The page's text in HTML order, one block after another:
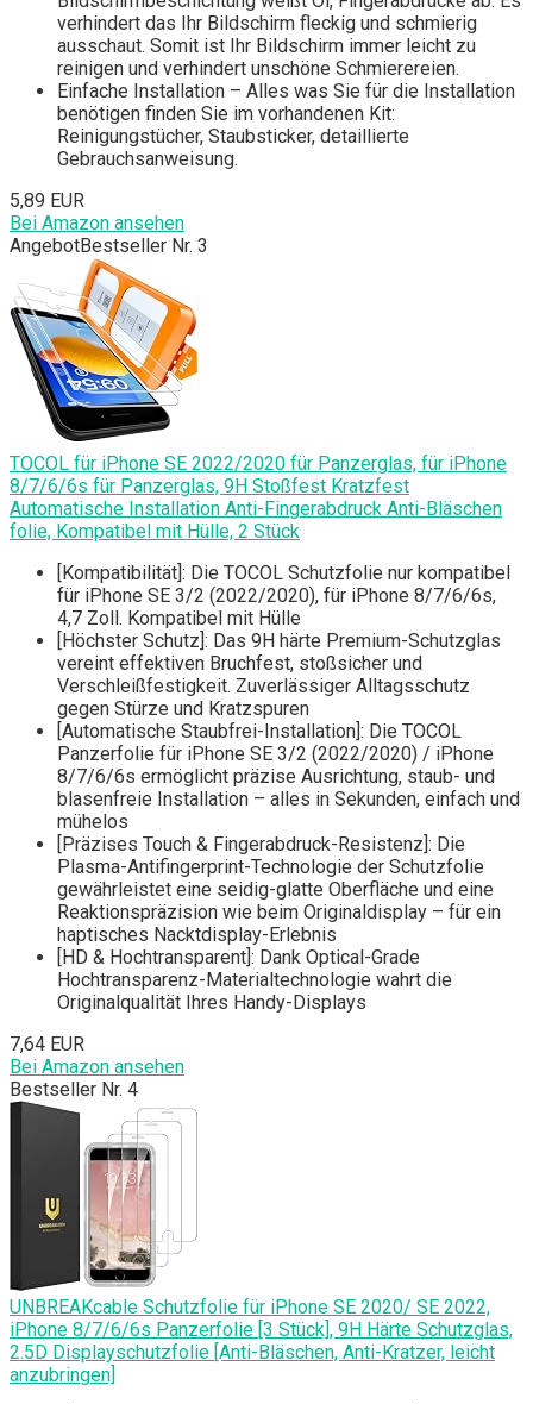
verhindert das Ihr Bildschirm fleckig und schmierig
ausschaut. Somit ist Ihr Bildschirm immer leicht zu
reinigen und verhindert unschöne Schmierereien.
Einfache Installation – Alles was Sie für die Installation
benötigen finden Sie im vorhandenen Kit:
Reinigungstücher, Staubsticker, detaillierte
Gebrauchsanweisung.
5,89 EUR
Bei Amazon ansehen
AngebotBestseller Nr. 3
TOCOL für iPhone SE 2022/2020 für Panzerglas, für iPhone
8/7/6/6s für Panzerglas, 9H Stoßfest Kratzfest
Automatische Installation Anti-Fingerabdruck Anti-Bläschen
folie, Kompatibel mit Hülle, 2 Stück
[Kompatibilität]: Die TOCOL Schutzfolie nur kompatibel
für iPhone SE 3/2 (2022/2020), für iPhone 8/7/6/6s,
4,7 Zoll. Kompatibel mit Hülle
[Höchster Schutz]: Das 9H härte Premium-Schutzglas
vereint effektiven Bruchfest, stoßsicher und
Verschleißfestigkeit. Zuverlässiger Alltagsschutz
gegen Stürze und Kratzspuren
[Automatische Staubfrei-Installation]: Die TOCOL
Panzerfolie für iPhone SE 3/2 (2022/2020) / iPhone
8/7/6/6s ermöglicht präzise Ausrichtung, staub- und
blasenfreie Installation – alles in Sekunden, einfach und
mühelos
[Präzises Touch & Fingerabdruck-Resistenz]: Die
Plasma-Antifingerprint-Technologie der Schutzfolie
gewährleistet eine seidig-glatte Oberfläche und eine
Reaktionspräzision wie beim Originaldisplay – für ein
haptisches Nacktdisplay-Erlebnis
[HD & Hochtransparent]: Dank Optical-Grade
Hochtransparenz-Materialtechnologie wahrt die
Originalqualität Ihres Handy-Displays
7,64 EUR
Bei Amazon ansehen
Bestseller Nr. 4
UNBREAKcable Schutzfolie für iPhone SE 2020/ SE 2022,
iPhone 8/7/6/6s Panzerfolie [3 Stück], 9H Härte Schutzglas,
2.5D Displayschutzfolie [Anti-Bläschen, Anti-Kratzer, leicht
anzubringen]